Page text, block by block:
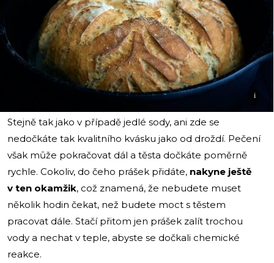
i
Stejně tak jako v případě jedlé sody, ani zde se
nedočkáte tak kvalitního kvásku jako od droždí. Pečení
však může pokračovat dál a těsta dočkáte poměrně
rychle. Cokoliv, do čeho prášek přidáte, nakyne ještě
v ten okamžik, což znamená, že nebudete muset
několik hodin čekat, než budete moct s těstem
pracovat dále. Stačí přitom jen prášek zalít trochou
vody a nechat v teple, abyste se dočkali chemické
reakce.